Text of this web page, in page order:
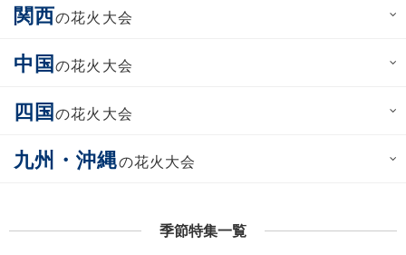
関西の花火大会
中国の花火大会
四国の花火大会
九州・沖縄の花火大会
季節特集一覧